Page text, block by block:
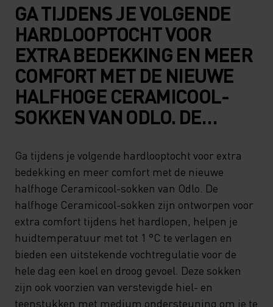
GA TIJDENS JE VOLGENDE
HARDLOOPTOCHT VOOR
EXTRA BEDEKKING EN MEER
COMFORT MET DE NIEUWE
HALFHOGE CERAMICOOL-
SOKKEN VAN ODLO. DE
SOKKEN ZIJN ONTWORPEN
VOOR EXTRA COMFORT
TIJDENS HET HARDLOPEN,
HELPEN JE
HUIDTEMPERATUUR MET TOT
1 °C TE VERLAGEN EN
BIEDEN EEN UITSTEKENDE
Ga tijdens je volgende hardlooptocht voor extra
bedekking en meer comfort met de nieuwe
halfhoge Ceramicool-sokken van Odlo. De
halfhoge Ceramicool-sokken zijn ontworpen voor
extra comfort tijdens het hardlopen, helpen je
huidtemperatuur met tot 1 °C te verlagen en
bieden een uitstekende vochtregulatie voor de
hele dag een koel en droog gevoel. Deze sokken
zijn ook voorzien van verstevigde hiel- en
teenstukken met medium ondersteuning om je te